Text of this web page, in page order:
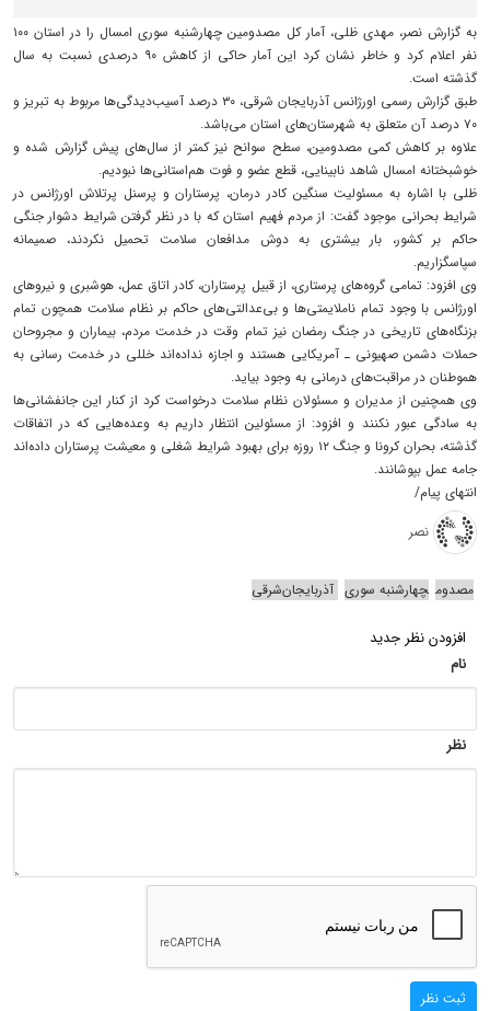
به گزارش نصر، مهدی ظلی، آمار کل مصدومین چهارشنبه سوری امسال را در استان ۱۰۰
نفر اعلام کرد و خاطر نشان کرد این آمار حاکی از کاهش ۹۰ درصدی نسبت به سال
گذشته است.
طبق گزارش رسمی اورژانس آذربایجان شرقی، ۳۰ درصد آسیب‌دیدگی‌‌ها مربوط به تبریز و
۷۰ درصد آن متعلق به شهرستان‌های استان می‌باشد.
علاوه بر کاهش کمی مصدومین، سطح سوانح نیز کمتر از سال‌های پیش گزارش شده و
خوشبختانه امسال شاهد نابینایی، قطع عضو و فوت هم‌استانی‌ها نبودیم.
ظلی با اشاره به مسئولیت سنگین کادر درمان، پرستاران و پرسنل پرتلاش اورژانس در
شرایط بحرانی موجود گفت: از مردم فهیم استان که با در نظر گرفتن شرایط دشوار جنگی
حاکم بر کشور، بار بیشتری به دوش مدافعان سلامت تحمیل نکردند، صمیمانه
سپاسگزاریم.
وی افزود: تمامی گروه‌های پرستاری، از قبیل پرستاران، کادر اتاق عمل، هوشبری و نیروهای
اورژانس با وجود تمام ناملایمتی‌ها و بی‌عدالتی‌های حاکم بر نظام سلامت همچون تمام
بزنگاه‌های تاریخی در جنگ رمضان نیز تمام وقت در خدمت مردم‌، بیماران و مجروحان
حملات دشمن صهیونی ـ آمریکایی هستند و اجازه نداده‌اند خللی در خدمت رسانی به
هموطنان در مراقبت‌های درمانی به وجود بیاید.
وی همچنین از مدیران و مسئولان نظام سلامت درخواست کرد از کنار این جانفشانی‌ها
به سادگی عبور نکنند و افزود: از مسئولین انتظار داریم به وعده‌هایی که در اتفاقات
گذشته، بحران کرونا و جنگ ۱۲ روزه برای بهبود شرایط شغلی و معیشت پرستاران داده‌اند
جامه عمل بپوشانند.
انتهای پیام/
نصر
مصدوم چهارشنبه سوری آذربایجان‌شرقی
افزودن نظر جدید
نام
نظر
ثبت نظر